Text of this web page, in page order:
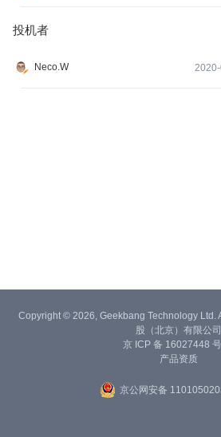
投机者
Neco.W
Copyright © 2026, Geekbang Technology Ltd.
股（北京）有限公司
京 ICP 备 16027448
产品资质
京公网安备